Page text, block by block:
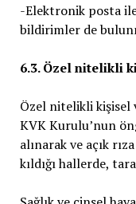
-Elektronik posta
bildirimler de
6.3. Özel nitelikli
Özel nitelikli kişisel
KVK Kurulu’nun
alınarak ve açık
kıldığı hallerde,